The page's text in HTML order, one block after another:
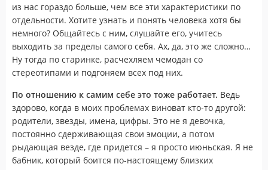
из нас гораздо больше, чем все эти характеристики по
отдельности. Хотите узнать и понять человека хотя бы
немного? Общайтесь с ним, слушайте его, учитесь
выходить за пределы самого себя. Ах, да, это же сложно…
Ну тогда по старинке, расчехляем чемодан со
стереотипами и подгоняем всех под них.
По отношению к самим себе это тоже работает. Ведь
здорово, когда в моих проблемах виноват кто-то другой:
родители, звезды, имена, цифры. Это не я девочка,
постоянно сдерживающая свои эмоции, а потом
рыдающая везде, где придется – я просто июньская. Я не
бабник, который боится по-настоящему близких